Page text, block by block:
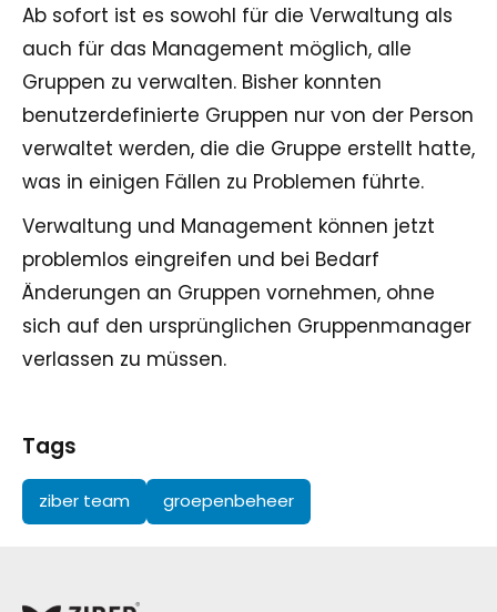
Ab sofort ist es sowohl für die Verwaltung als
auch für das Management möglich, alle
Gruppen zu verwalten. Bisher konnten
benutzerdefinierte Gruppen nur von der Person
verwaltet werden, die die Gruppe erstellt hatte,
was in einigen Fällen zu Problemen führte.
Verwaltung und Management können jetzt
problemlos eingreifen und bei Bedarf
Änderungen an Gruppen vornehmen, ohne
sich auf den ursprünglichen Gruppenmanager
verlassen zu müssen.
Tags
ziber team groepenbeheer